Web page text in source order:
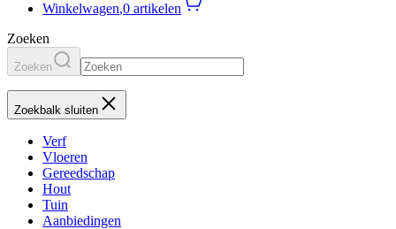
Winkelwagen,0 artikelen
Zoeken
Zoeken
Zoekbalk sluiten
Verf
Vloeren
Gereedschap
Hout
Tuin
Aanbiedingen